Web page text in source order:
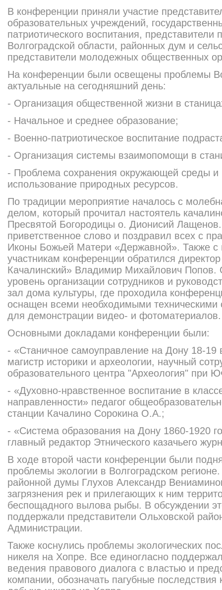
В конференции приняли участие
образовательных учреждений,
патриотического воспитания, представители
Волгоградской области, районных дум и
представители молодежных общественных
На конференции были освещены проблемы
актуальные на сегодняшний день:
- Организация общественной жизни в
- Начальное и среднее образование;
- Военно-патриотическое воспитание
- Организация системы взаимопомощи в
- Проблема сохранения окружающей среды и
использование природных ресурсов.
По традиции мероприятие началось с
делом, который прочитал настоятель
Пресвятой Богородицы о. Дионисий
приветственное слово и поздравил всех с
Иконы Божьей Матери «Державной». Также с
участникам конференции обратился
Качалинский» Владимир Михайлович Попов.
уровень организации сотрудников и
зал дома культуры, где проходила
оснащен всеми необходимыми техническими
для демонстрации видео- и фотоматериалов.
Основными докладами конференции были:
- «Станичное самоуправление на Дону 18-19
магистр историки и археологии, научный
образовательного центра "Археология" при
- «Духовно-нравственное воспитание в
направленности» педагог
станции Качалино Сорокина О.А.;
- «Система образования на Дону 1860-1920
главный редактор Этнического казачьего
В ходе второй части конференции были
проблемы экологии в Волгоградском
районной думы Глухов Александр
загрязнения рек и прилегающих к ним
беспощадного вылова рыбы. В обсуждении
поддержали представители Ольховской
Администрации.
Также коснулись проблемы экологических
никеля на Хопре. Все единогласно
ведения правового диалога с властью и
компании, обозначать пагубные